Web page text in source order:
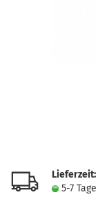
Lieferzeit:
5-7 Tage